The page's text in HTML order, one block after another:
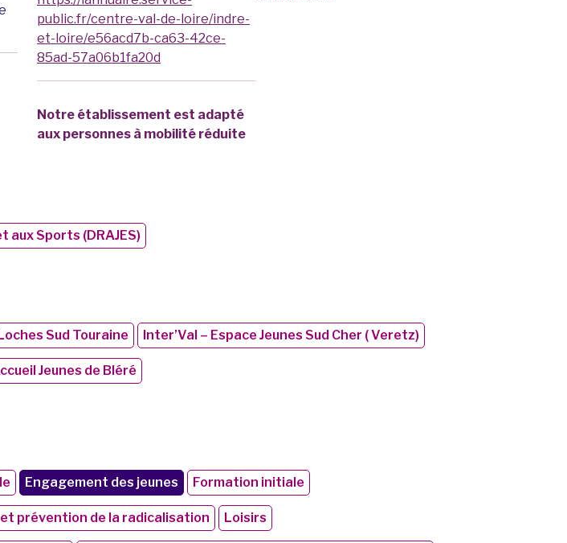
public.fr/centre-val-de-loire/indre-
et-loire/e56acd7b-ca63-42ce-
85ad-57a06b1fa20d
Notre établissement est adapté
aux personnes à mobilité réduite
aux Sports (DRAJES)
Sud Touraine Inter’Val – Espace Jeunes Sud Cher ( Veretz)
Jeunes de Bléré
Engagement des jeunes Formation initiale
prévention de la radicalisation Loisirs